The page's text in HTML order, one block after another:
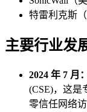
特雷利克斯（
主要行业发
2024 年 7 月：
(CSE)，这是
零信任网络